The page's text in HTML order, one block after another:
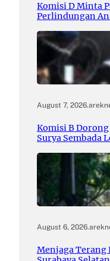
Komisi D Minta
Perlindungan
August 7, 2026.
Komisi B
Surya Sembada
August 6, 2026.
Menjaga Terang